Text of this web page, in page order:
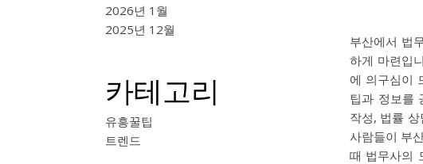
2026년 1월
2025년 12월
카테고리
유흥꿀팁
트렌드
부산에서 법
하게 마련입
에 의구심이
팁과 정보를
작성, 법률
사람들이 부
때 법무사의